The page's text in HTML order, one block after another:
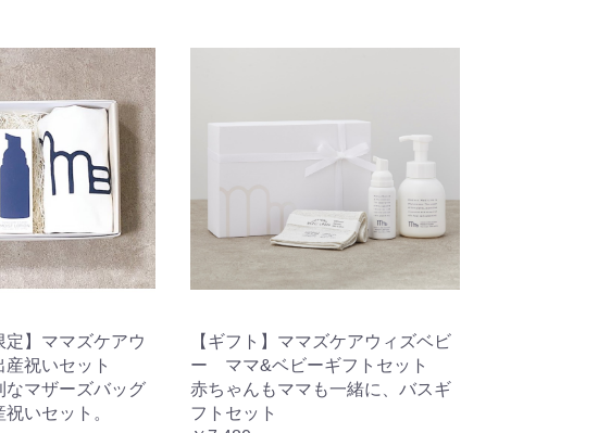
定】ママズケアウ
祝いセット
なマザーズバッグ
いセット。
【ギフト】ママズケアウィズベビ
ー ママ&ベビーギフトセット
赤ちゃんもママも一緒に、バスギ
フトセット